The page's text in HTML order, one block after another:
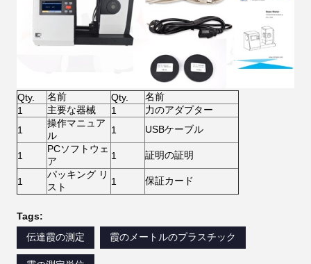
Qty. 名前 Qty.
名前
1
主要な器械 1
力のアダプター
1
操作マニュア
ル
1 USBケーブル
1
PCソフトウェ
ア
1 証明の証明
1
パッキング リ
スト
1 保証カード
Tags:
伝達霞の測定
霞のメートルのプラスチック